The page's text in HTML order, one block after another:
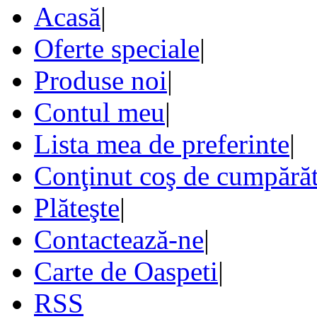
Acasă|
Oferte speciale|
Produse noi|
Contul meu|
Lista mea de preferinte|
Conţinut coş de
Plăteşte|
Contactează-ne|
Carte de Oaspeti|
RSS